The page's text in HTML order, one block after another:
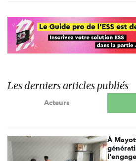
Les derniers articles publiés
Acteurs
À